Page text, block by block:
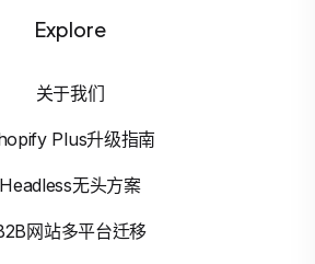
Explore
关于我们
Plus升级指南
Headless无头方案
网站多平台迁移